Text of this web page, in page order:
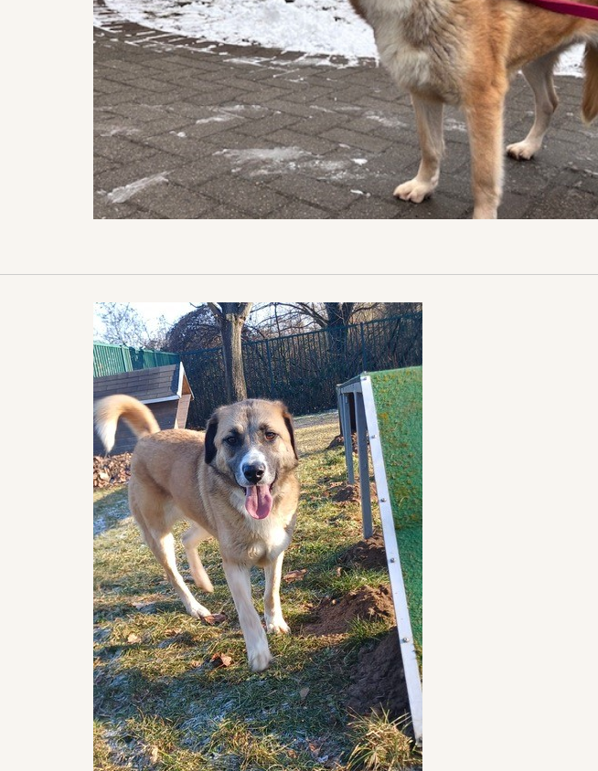
Projekte 2022
Projekte 2023
Projekte 2024
Organisation